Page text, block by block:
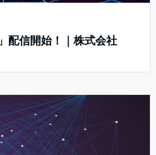
配信開始！｜株式会社